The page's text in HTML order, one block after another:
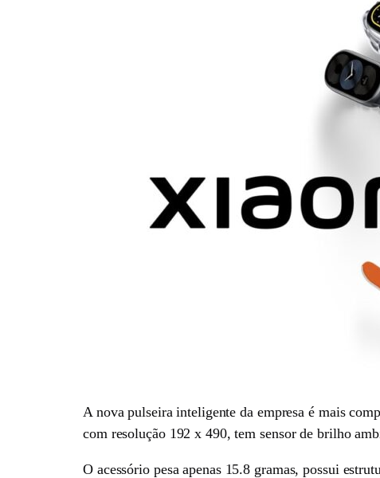
A nova pulseira inteligente da empresa é mais
com resolução 192 x 490, tem sensor de brilho
O acessório pesa apenas 15.8 gramas, possui